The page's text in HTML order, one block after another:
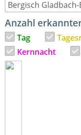
Anzahl
Tag
Kernnacht